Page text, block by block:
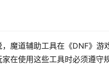
，魔道辅助工具在《DNF》
家在使用这些工具时必须遵